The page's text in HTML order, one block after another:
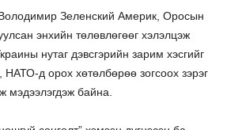
Зеленский Америк, Оросын
энхийн төлөвлөгөөг хэлэлцэж
нутаг дэвсгэрийн зарим хэсгийг
НАТО-д орох хөтөлбөрөө зогсоох зэрэг
мэдээлэгдэж байна.